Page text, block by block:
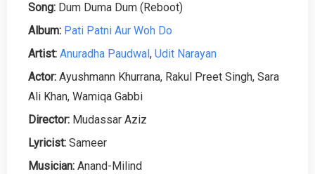
Song: Dum Duma Dum (Reboot)
Album: Pati Patni Aur Woh Do
Artist: Anuradha Paudwal , Udit Narayan
Actor: Ayushmann Khurrana, Rakul Preet Singh, Sara
Ali Khan, Wamiqa Gabbi
Director: Mudassar Aziz
Lyricist: Sameer
Musician: Anand-Milind